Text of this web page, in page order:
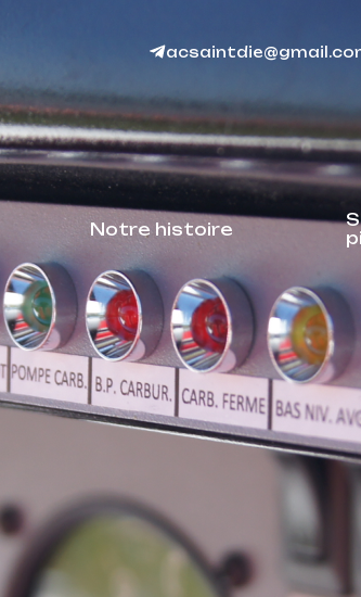
Notre histoire